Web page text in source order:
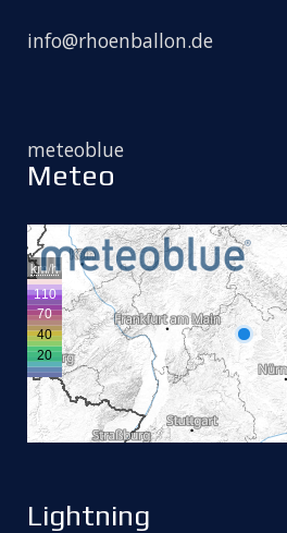
info@rhoenballon.de
meteoblue
Meteo
Lightning